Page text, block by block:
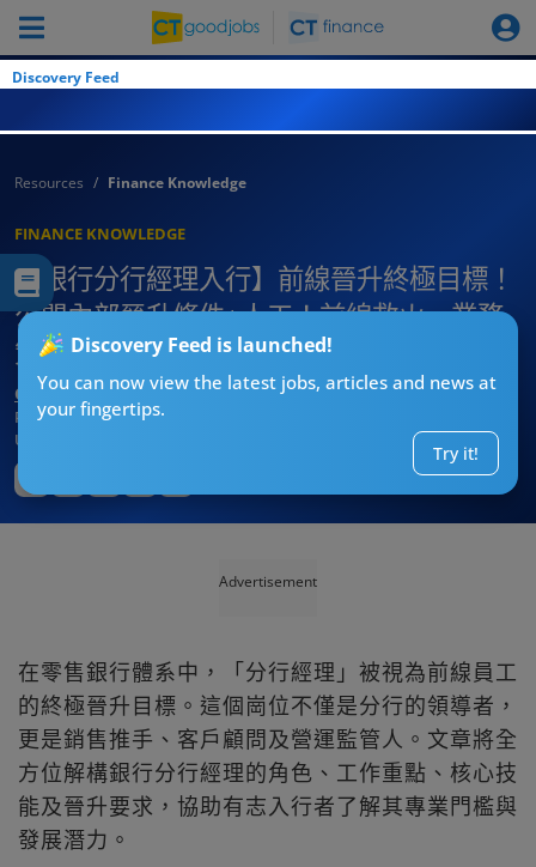
Discovery Feed
Discovery Feed is launched!
You can now view the latest jobs, articles and news at
your fingertips.
Try it!
Resources Finance Knowledge
FINANCE KNOWLEDGE
【銀行分行經理入行】前線晉升終極目標！
公開內部晉升條件+人工！前線救火、業務
策劃、團隊激勵一手包辦！
CT求職戰略師
Published:2026-08-01 20:36
Updated:
Advertisement
在零售銀行體系中，「分行經理」被視為前線員工
的終極晉升目標。這個崗位不僅是分行的領導者，
更是銷售推手、客戶顧問及營運監管人。文章將全
方位解構銀行分行經理的角色、工作重點、核心技
能及晉升要求，協助有志入行者了解其專業門檻與
發展潛力。